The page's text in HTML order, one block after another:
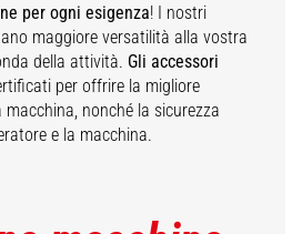
per ogni esigenza! I nostri
maggiore versatilità alla vostra
della attività. Gli accessori
per offrire la migliore
nonché la sicurezza
e la macchina.